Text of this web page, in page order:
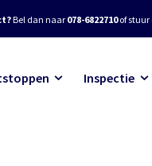
Bel dan naar 078-6822710of stuur
Inspectie